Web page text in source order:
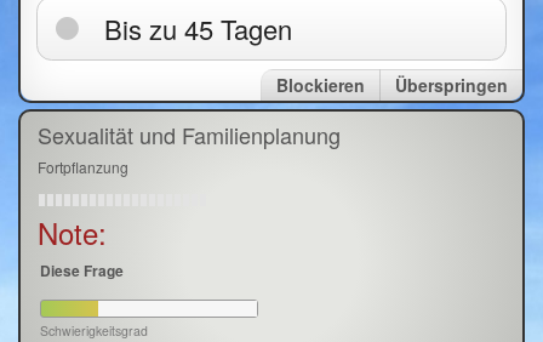
Bis zu 45 Tagen
Überspringen
Blockieren
Sexualität und Familienplanung
Fortpflanzung
Note:
Diese Frage
Schwierigkeitsgrad